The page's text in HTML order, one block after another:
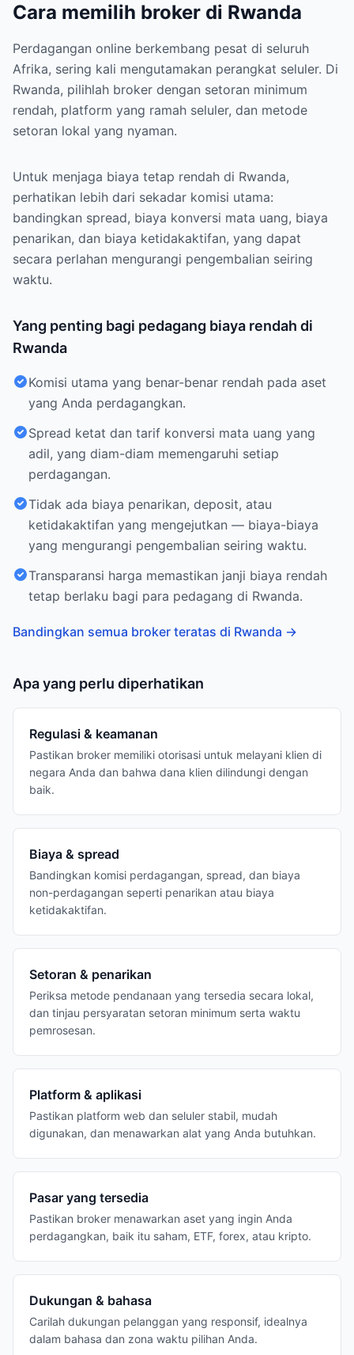
Cara memilih broker di Rwanda
Perdagangan online berkembang pesat di seluruh
Afrika, sering kali mengutamakan perangkat seluler. Di
Rwanda, pilihlah broker dengan setoran minimum
rendah, platform yang ramah seluler, dan metode
setoran lokal yang nyaman.
Untuk menjaga biaya tetap rendah di Rwanda,
perhatikan lebih dari sekadar komisi utama:
bandingkan spread, biaya konversi mata uang, biaya
penarikan, dan biaya ketidakaktifan, yang dapat
secara perlahan mengurangi pengembalian seiring
waktu.
Yang penting bagi pedagang biaya rendah di
Rwanda
Komisi utama yang benar-benar rendah pada aset
yang Anda perdagangkan.
Spread ketat dan tarif konversi mata uang yang
adil, yang diam-diam memengaruhi setiap
perdagangan.
Tidak ada biaya penarikan, deposit, atau
ketidakaktifan yang mengejutkan — biaya-biaya
yang mengurangi pengembalian seiring waktu.
Transparansi harga memastikan janji biaya rendah
tetap berlaku bagi para pedagang di Rwanda.
Bandingkan semua broker teratas di Rwanda →
Apa yang perlu diperhatikan
Regulasi & keamanan
Pastikan broker memiliki otorisasi untuk melayani klien di
negara Anda dan bahwa dana klien dilindungi dengan
baik.
Biaya & spread
Bandingkan komisi perdagangan, spread, dan biaya
non-perdagangan seperti penarikan atau biaya
ketidakaktifan.
Setoran & penarikan
Periksa metode pendanaan yang tersedia secara lokal,
dan tinjau persyaratan setoran minimum serta waktu
pemrosesan.
Platform & aplikasi
Pastikan platform web dan seluler stabil, mudah
digunakan, dan menawarkan alat yang Anda butuhkan.
Pasar yang tersedia
Pastikan broker menawarkan aset yang ingin Anda
perdagangkan, baik itu saham, ETF, forex, atau kripto.
Dukungan & bahasa
Carilah dukungan pelanggan yang responsif, idealnya
dalam bahasa dan zona waktu pilihan Anda.